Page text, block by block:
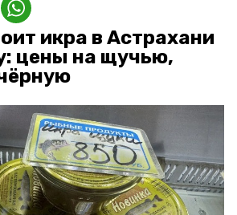
икра в Астрахани
цены на щучью,